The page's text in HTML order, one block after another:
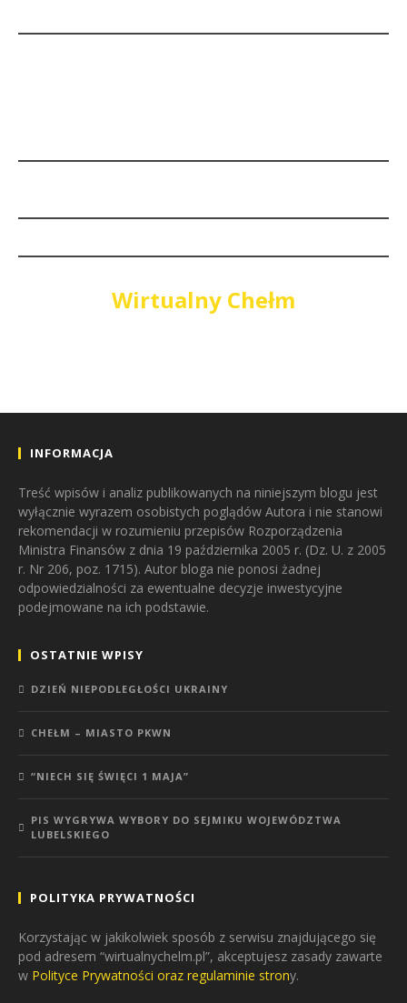
Wirtualny Chełm
INFORMACJA
Treść wpisów i analiz publikowanych na niniejszym blogu jest
wyłącznie wyrazem osobistych poglądów Autora i nie stanowi
rekomendacji w rozumieniu przepisów Rozporządzenia
Ministra Finansów z dnia 19 października 2005 r. (Dz. U. z 2005
r. Nr 206, poz. 1715). Autor bloga nie ponosi żadnej
odpowiedzialności za ewentualne decyzje inwestycyjne
podejmowane na ich podstawie.
OSTATNIE WPISY
DZIEŃ NIEPODLEGŁOŚCI UKRAINY
CHEŁM – MIASTO PKWN
“NIECH SIĘ ŚWIĘCI 1 MAJA”
PIS WYGRYWA WYBORY DO SEJMIKU WOJEWÓDZTWA
LUBELSKIEGO
POLITYKA PRYWATNOŚCI
Korzystając w jakikolwiek sposób z serwisu znajdującego się
pod adresem “wirtualnychelm.pl”, akceptujesz zasady zawarte
w Polityce Prywatności oraz regulaminie strony.